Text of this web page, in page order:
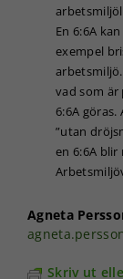
En 6:6A
exempel
vad som
6:6A
”utan
en 6:6A
Agneta
Skriv ut